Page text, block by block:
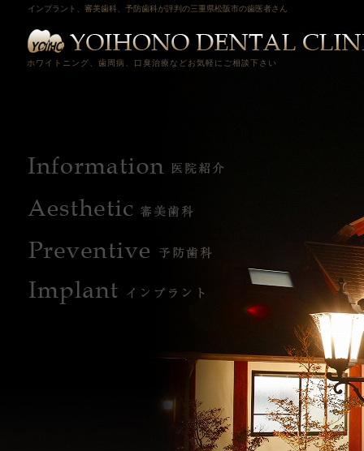
インプラント、審美歯科、予防歯科が評判の三重県松阪市の歯医者さん
ホワイトニング、歯周病、口臭治療などお気軽にご相談下さい